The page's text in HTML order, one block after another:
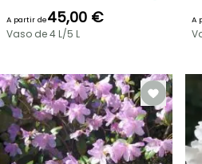
A partir de45,00 €
Vaso de 4 L/5 L
A